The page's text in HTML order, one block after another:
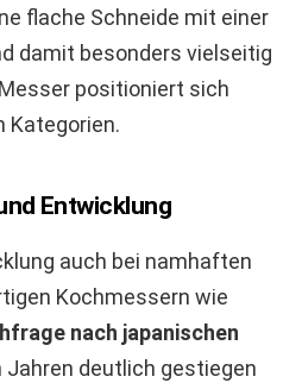
flache Schneide mit einer
damit besonders vielseitig
positioniert sich
Kategorien.
Entwicklung
auch bei namhaften
Kochmessern wie
nach japanischen
Jahren deutlich gestiegen